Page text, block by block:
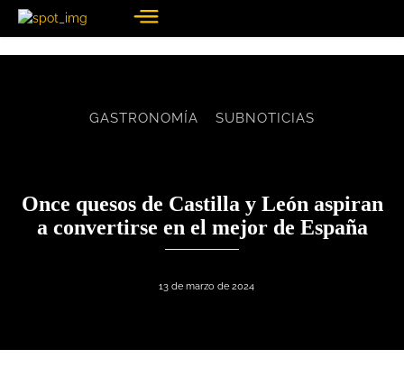
GASTRONOMÍA SUBNOTICIAS
Once quesos de Castilla y León aspiran
a convertirse en el mejor de España
13 de marzo de 2024